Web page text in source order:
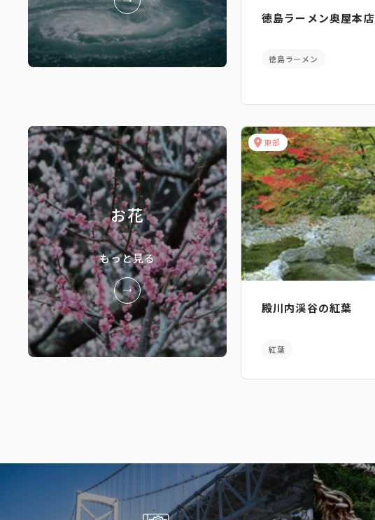
徳島ラーメン奥屋本店
徳島ラーメン
お花
もっと見る
東部
殿川内渓谷の紅葉
紅葉